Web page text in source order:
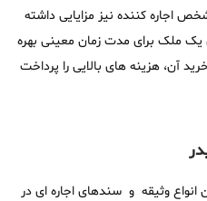
اجاره کننده نیز مزایایی داشته
یک ملک برای مدت زمان معینی بهره
آن، هزینه های بالایی را پرداخت
وثیقه و سندهای اجاره ای در